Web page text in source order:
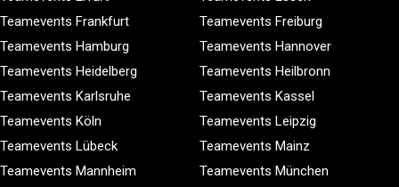
Teamevents Frankfurt
Teamevents Freiburg
Teamevents Hamburg
Teamevents Hannover
Teamevents Heidelberg
Teamevents Heilbronn
Teamevents Karlsruhe
Teamevents Kassel
Teamevents Köln
Teamevents Leipzig
Teamevents Lübeck
Teamevents Mainz
Teamevents Mannheim
Teamevents München